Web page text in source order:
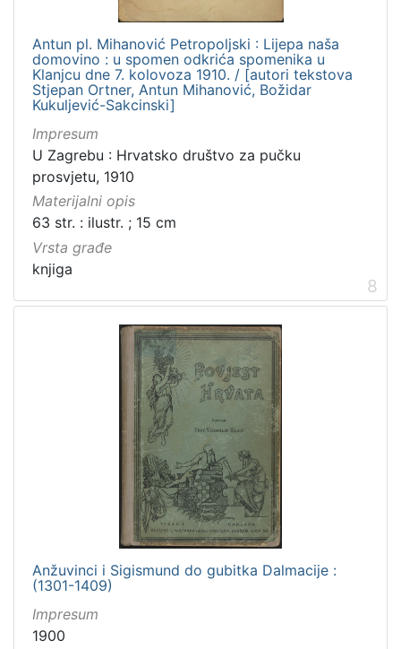
Antun pl. Mihanović Petropoljski : Lijepa naša
domovino : u spomen odkrića spomenika u
Klanjcu dne 7. kolovoza 1910. / [autori tekstova
Stjepan Ortner, Antun Mihanović, Božidar
Kukuljević-Sakcinski]
Impresum
U Zagrebu : Hrvatsko društvo za pučku
prosvjetu, 1910
Materijalni opis
63 str. : ilustr. ; 15 cm
Vrsta građe
knjiga
8
Anžuvinci i Sigismund do gubitka Dalmacije :
(1301-1409)
Impresum
1900